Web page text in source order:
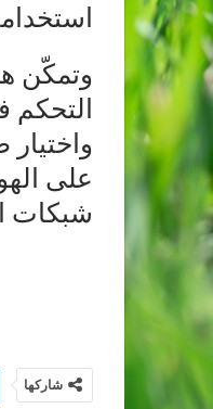
وتمكّن
على
شبكات
شاركها